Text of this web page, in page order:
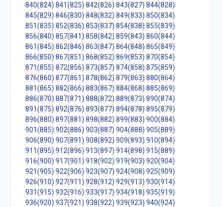
840(824) 841(825) 842(826) 843(827) 844(828)
845(829) 846(830) 848(832) 849(833) 850(834)
851(835) 852(836) 853(837) 854(838) 855(839)
856(840) 857(841) 858(842) 859(843) 860(844)
861(845) 862(846) 863(847) 864(848) 865(849)
866(850) 867(851) 868(852) 869(853) 870(854)
871(855) 872(856) 873(857) 874(858) 875(859)
876(860) 877(861) 878(862) 879(863) 880(864)
881(865) 882(866) 883(867) 884(868) 885(869)
886(870) 887(871) 888(872) 889(873) 890(874)
891(875) 892(876) 893(877) 894(878) 895(879)
896(880) 897(881) 898(882) 899(883) 900(884)
901(885) 902(886) 903(887) 904(888) 905(889)
906(890) 907(891) 908(892) 909(893) 910(894)
911(895) 912(896) 913(897) 914(898) 915(889)
916(900) 917(901) 918(902) 919(903) 920(904)
921(905) 922(906) 923(907) 924(908) 925(909)
926(910) 927(911) 928(912) 929(913) 930(914)
931(915) 932(916) 933(917) 934(918) 935(919)
936(920) 937(921) 938(922) 939(923) 940(924)